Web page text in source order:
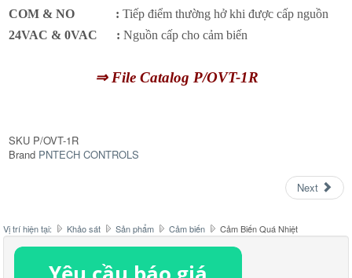
COM & NO : Tiếp điểm thường hở khi được cấp nguồn
24VAC & 0VAC : Nguồn cấp cho cảm biến
⇒ File Catalog P/OVT-1R
SKU P/OVT-1R
Brand PNTECH CONTROLS
Next
Vị trí hiện tại: Khảo sát Sản phẩm Cảm biến Cảm Biến Quá Nhiệt